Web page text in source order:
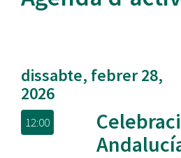
dissabte, febrer 28,
2026
12:00